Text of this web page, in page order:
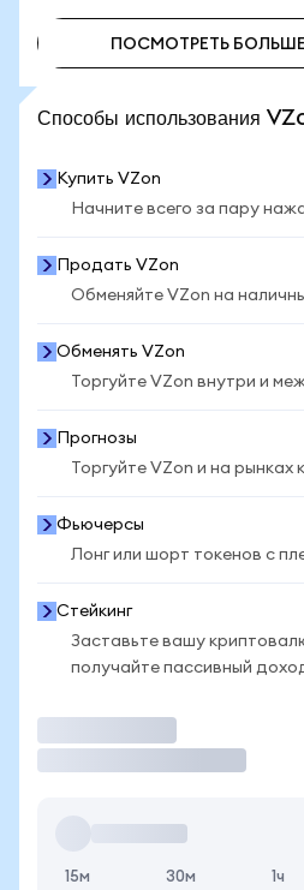
ПОСМОТРЕТЬ
Способы использования
Купить VZon
Начните всего за пару
Продать VZon
Обменяйте VZon на
Обменять VZon
Торгуйте VZon внутри и
Прогнозы
Торгуйте VZon и на рынках
Фьючерсы
Лонг или шорт токенов с
Стейкинг
Заставьте вашу
получайте пассивный
15м 30м 1ч